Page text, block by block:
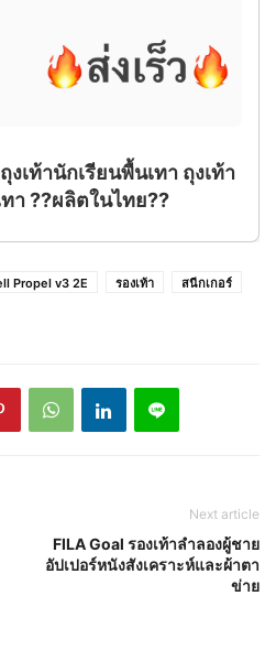
งเท้านักเรียนพื้นเทา ถุงเท้า
า ??ผลิตในไทย??
Propel v3 2E รองเท้า
สนีกเกอร์
Next article
FILA Goal รองเท้าลำลองผู้ชาย
อัปเปอร์หนังสังเคราะห์และผ้าตา
ข่าย